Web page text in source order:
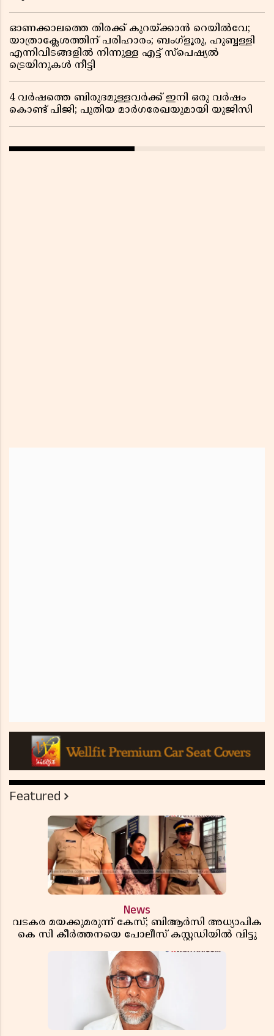
ഓണക്കാലത്തെ തിരക്ക് കുറയ്ക്കാൻ റെയിൽവേ;
യാത്രാക്ലേശത്തിന് പരിഹാരം; ബംഗ്ളൂരു, ഹുബ്ബള്ളി
എന്നിവിടങ്ങളിൽ നിന്നുള്ള എട്ട് സ്പെഷ്യൽ
ട്രെയിനുകൾ നീട്ടി
4 വർഷത്തെ ബിരുദമുള്ളവർക്ക് ഇനി ഒരു വർഷം
കൊണ്ട് പിജി; പുതിയ മാർഗരേഖയുമായി യുജിസി
Featured
News
വടകര മയക്കുമരുന്ന് കേസ്; ബിആർസി അധ്യാപിക
കെ സി കീർത്തനയെ പോലീസ് കസ്റ്റഡിയിൽ വിട്ടു